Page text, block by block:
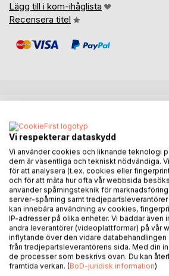
Lägg till i kom-ihåglista
Recensera titel
Denna bok är till dig som lockas av
utveckling, självkänsla,
välmående och hälsa. Boken skapar
förstå att dina superkrafter och sin
stärkas. Du är född med 100 %
superkrafter.
Tyvärr har många blivit oskyldigt
begränsande tankar om oss själva.
därför blivit grumlig och helt naturligt
vår egen självkänsla och kapacitet.
Vi respekterar dataskydd
Vi använder cookies och liknande teknologi
dem är väsentliga och tekniskt nödvändiga.
för att analysera (t.ex. cookies eller
och för att mäta hur ofta vår webbsida
använder spårningsteknik för
server-spårning samt
kan innebära användning av cookies,
IP-adresser på olika enheter. Vi bäddar även
andra leverantörer (videoplattformar) på vår
inflytande över den vidare
från tredjepartsleverantörens sida. Med din
de processer som beskrivs ovan. Du kan
framtida verkan. (BoD-juridisk information)